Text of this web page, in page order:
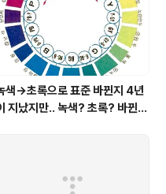
색→초록으로 표준 바뀐지 4년
지났지만.. 녹색? 초록? 바뀐